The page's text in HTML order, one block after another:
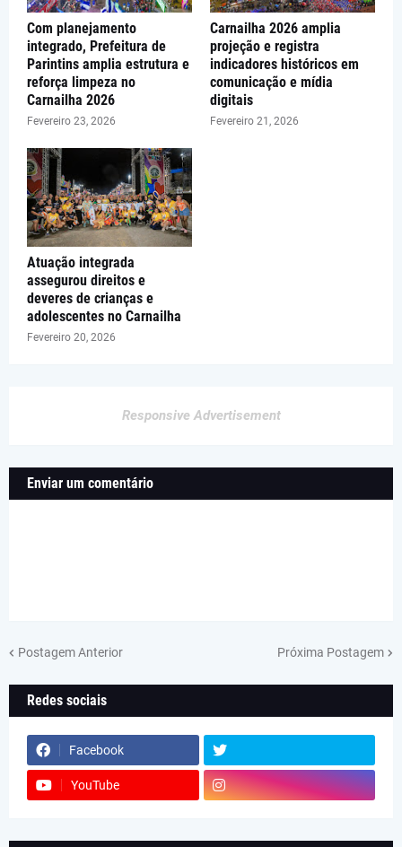
Com planejamento
integrado, Prefeitura de
Parintins amplia estrutura e
reforça limpeza no
Carnailha 2026
Fevereiro 23, 2026
Carnailha 2026 amplia
projeção e registra
indicadores históricos em
comunicação e mídia
digitais
Fevereiro 21, 2026
Atuação integrada
assegurou direitos e
deveres de crianças e
adolescentes no Carnailha
Fevereiro 20, 2026
Responsive Advertisement
Enviar um comentário
Postagem Anterior Próxima Postagem
Redes sociais
Facebook
YouTube